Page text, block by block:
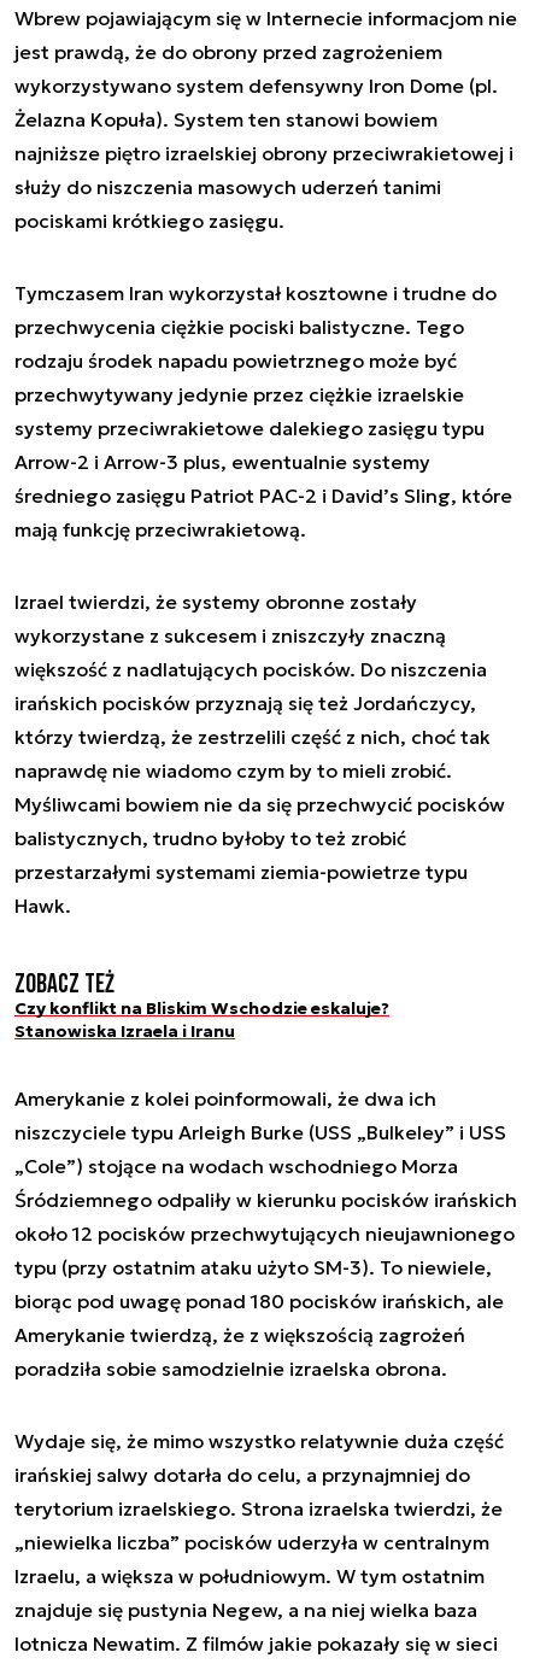
Wbrew pojawiającym się w Internecie informacjom nie
jest prawdą, że do obrony przed zagrożeniem
wykorzystywano system defensywny Iron Dome (pl.
Żelazna Kopuła). System ten stanowi bowiem
najniższe piętro izraelskiej obrony przeciwrakietowej i
służy do niszczenia masowych uderzeń tanimi
pociskami krótkiego zasięgu.
Tymczasem Iran wykorzystał kosztowne i trudne do
przechwycenia ciężkie pociski balistyczne. Tego
rodzaju środek napadu powietrznego może być
przechwytywany jedynie przez ciężkie izraelskie
systemy przeciwrakietowe dalekiego zasięgu typu
Arrow-2 i Arrow-3 plus, ewentualnie systemy
średniego zasięgu Patriot PAC-2 i David’s Sling, które
mają funkcję przeciwrakietową.
Izrael twierdzi, że systemy obronne zostały
wykorzystane z sukcesem i zniszczyły znaczną
większość z nadlatujących pocisków. Do niszczenia
irańskich pocisków przyznają się też Jordańczycy,
którzy twierdzą, że zestrzelili część z nich, choć tak
naprawdę nie wiadomo czym by to mieli zrobić.
Myśliwcami bowiem nie da się przechwycić pocisków
balistycznych, trudno byłoby to też zrobić
przestarzałymi systemami ziemia-powietrze typu
Hawk.
Zobacz też
Czy konflikt na Bliskim Wschodzie eskaluje?
Stanowiska Izraela i Iranu
Amerykanie z kolei poinformowali, że dwa ich
niszczyciele typu Arleigh Burke (USS „Bulkeley” i USS
„Cole”) stojące na wodach wschodniego Morza
Śródziemnego odpaliły w kierunku pocisków irańskich
około 12 pocisków przechwytujących nieujawnionego
typu (przy ostatnim ataku użyto SM-3). To niewiele,
biorąc pod uwagę ponad 180 pocisków irańskich, ale
Amerykanie twierdzą, że z większością zagrożeń
poradziła sobie samodzielnie izraelska obrona.
Wydaje się, że mimo wszystko relatywnie duża część
irańskiej salwy dotarła do celu, a przynajmniej do
terytorium izraelskiego. Strona izraelska twierdzi, że
„niewielka liczba” pocisków uderzyła w centralnym
Izraelu, a większa w południowym. W tym ostatnim
znajduje się pustynia Negew, a na niej wielka baza
lotnicza Newatim. Z filmów jakie pokazały się w sieci